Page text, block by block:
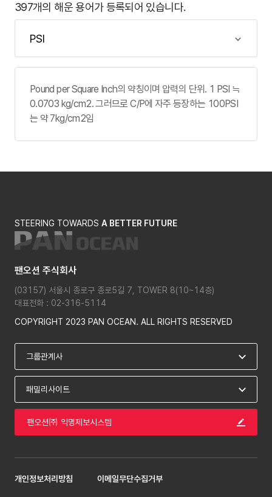
397개의 해운 용어가 등록되어 있습니다.
Pound per Square Inch의 약칭이며 압력의 단위. 1 PSI ≒
0.0703 kg/cm2. 그러므로 C/P에 자주 등장하는 100PSI
는 약 7kg/cm2임
STEERING TOWARDS A BETTER FUTURE
팬오션 주식회사
(03157) 서울시 종로구 종로5길 7, TOWER 8(10~14층)
대표전화 : 02-316-5114
COPYRIGHT 2023 PAN OCEAN. ALL RIGHTS RESERVED
팬오션㈜ 익명제보시스템
개인정보처리방침 이메일무단수집거부